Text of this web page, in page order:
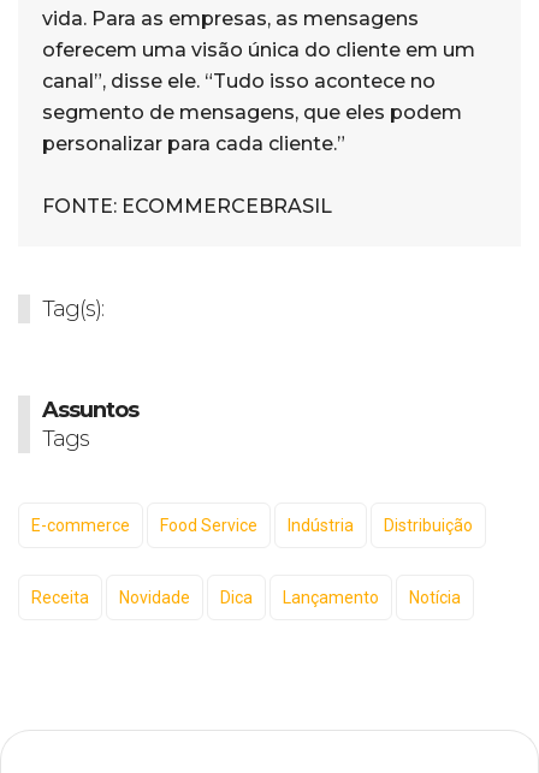
vida. Para as empresas, as mensagens
oferecem uma visão única do cliente em um
canal”, disse ele. “Tudo isso acontece no
segmento de mensagens, que eles podem
personalizar para cada cliente.”
FONTE: ECOMMERCEBRASIL
Tag(s):
Assuntos
Tags
E-commerce Food Service Indústria Distribuição
Receita Novidade Dica Lançamento Notícia